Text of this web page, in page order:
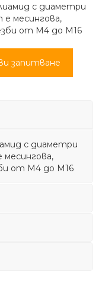
с диаметри
месингова,
от М4 до М16
запитване
с диаметри
от М4 до М16